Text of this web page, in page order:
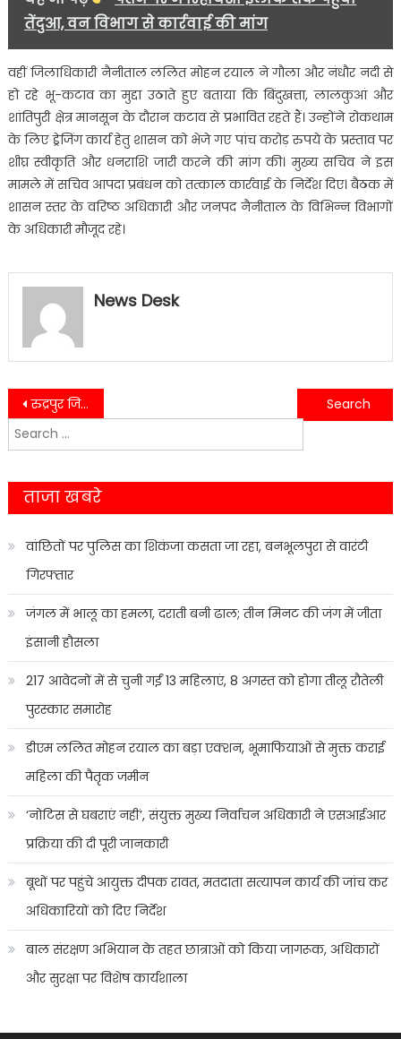
तेंदुआ, वन विभाग से कार्रवाई की मांग
वहीं जिलाधिकारी नैनीताल ललित मोहन रयाल ने गौला और नंधौर नदी से
हो रहे भू-कटाव का मुद्दा उठाते हुए बताया कि बिंदुखत्ता, लालकुआं और
शांतिपुरी क्षेत्र मानसून के दौरान कटाव से प्रभावित रहते हैं। उन्होंने रोकथाम
के लिए ड्रेजिंग कार्य हेतु शासन को भेजे गए पांच करोड़ रुपये के प्रस्ताव पर
शीघ्र स्वीकृति और धनराशि जारी करने की मांग की। मुख्य सचिव ने इस
मामले में सचिव आपदा प्रबंधन को तत्काल कार्रवाई के निर्देश दिए। बैठक में
शासन स्तर के वरिष्ठ अधिकारी और जनपद नैनीताल के विभिन्न विभागों
के अधिकारी मौजूद रहे।
News Desk
Post
navigation
रुद्रपुर जिला अस्पताल में ऑक्सीजन और उपचार में लापरवाही का आरोप, परिजनों में आक्रोश
नैनीताल में SHG उत्पादों की चमक, बायर-सेलर मीट में स्थानीय हुनर ने खींचा ध्यान
Search
for:
ताजा खबरे
वांछितों पर पुलिस का शिकंजा कसता जा रहा, बनभूलपुरा से वारंटी
गिरफ्तार
जंगल में भालू का हमला, दराती बनी ढाल; तीन मिनट की जंग में जीता
इंसानी हौसला
217 आवेदनों में से चुनी गईं 13 महिलाएं, 8 अगस्त को होगा तीलू रौतेली
पुरस्कार समारोह
डीएम ललित मोहन रयाल का बड़ा एक्शन, भूमाफियाओं से मुक्त कराई
महिला की पैतृक जमीन
‘नोटिस से घबराएं नहीं’, संयुक्त मुख्य निर्वाचन अधिकारी ने एसआईआर
प्रक्रिया की दी पूरी जानकारी
बूथों पर पहुंचे आयुक्त दीपक रावत, मतदाता सत्यापन कार्य की जांच कर
अधिकारियों को दिए निर्देश
बाल संरक्षण अभियान के तहत छात्राओं को किया जागरूक, अधिकारों
और सुरक्षा पर विशेष कार्यशाला